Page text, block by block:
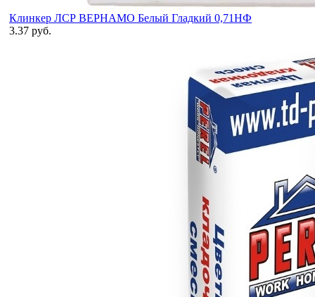
Клинкер ЛСР ВЕРНАМО Белый Гладкий 0,71НФ
3.37 руб.